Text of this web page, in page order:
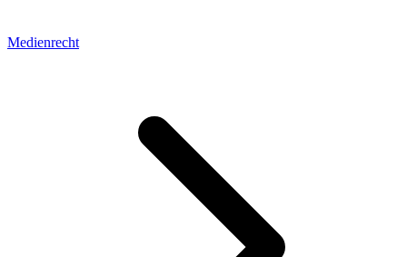
Medienrecht